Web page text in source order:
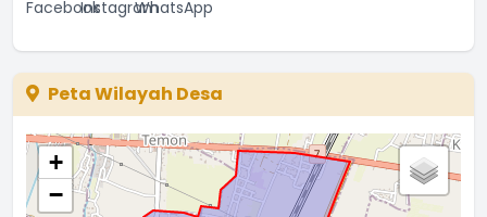
Peta Wilayah Desa
+
−